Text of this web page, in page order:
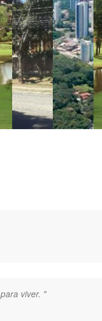
viver. "